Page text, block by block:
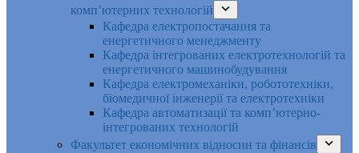
комп’ютерних технологій
Кафедра електропостачання та
енергетичного менеджменту
Кафедра інтегрованих електротехнологій та
енергетичного машинобудування
Кафедра електромеханіки, робототехніки,
біомедичної інженерії та електротехніки
Кафедра автоматизації та комп’ютерно-
інтегрованих технологій
Факультет економічних відносин та фінансів